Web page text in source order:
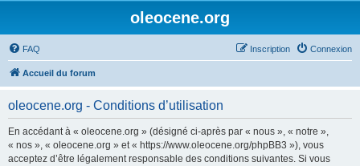
oleocene.org
FAQ Connexion
Inscription
Accueil du forum
oleocene.org - Conditions d’utilisation
En accédant à « oleocene.org » (désigné ci-après par « nous », « notre »,
« nos », « oleocene.org » et « https://www.oleocene.org/phpBB3 »), vous
acceptez d’être légalement responsable des conditions suivantes. Si vous